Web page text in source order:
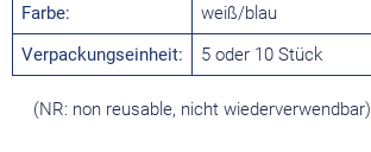
Farbe:
weiß/blau
Verpackungseinheit:
5 oder 10 Stück
(NR: non reusable, nicht wiederverwendbar)